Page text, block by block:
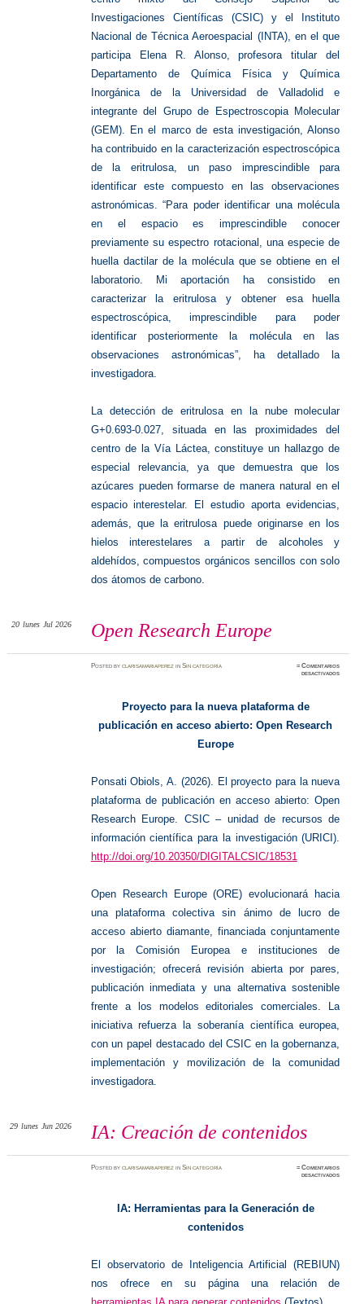
Investigaciones Científicas (CSIC) y el Instituto
Nacional de Técnica Aeroespacial (INTA), en el que
participa Elena R. Alonso, profesora titular del
Departamento de Química Física y Química
Inorgánica de la Universidad de Valladolid e
integrante del Grupo de Espectroscopia Molecular
(GEM). En el marco de esta investigación, Alonso
ha contribuido en la caracterización espectroscópica
de la eritrulosa, un paso imprescindible para
identificar este compuesto en las observaciones
astronómicas. “Para poder identificar una molécula
en el espacio es imprescindible conocer
previamente su espectro rotacional, una especie de
huella dactilar de la molécula que se obtiene en el
laboratorio. Mi aportación ha consistido en
caracterizar la eritrulosa y obtener esa huella
espectroscópica, imprescindible para poder
identificar posteriormente la molécula en las
observaciones astronómicas”, ha detallado la
investigadora.
La detección de eritrulosa en la nube molecular
G+0.693-0.027, situada en las proximidades del
centro de la Vía Láctea, constituye un hallazgo de
especial relevancia, ya que demuestra que los
azúcares pueden formarse de manera natural en el
espacio interestelar. El estudio aporta evidencias,
además, que la eritrulosa puede originarse en los
hielos interestelares a partir de alcoholes y
aldehídos, compuestos orgánicos sencillos con solo
dos átomos de carbono.
Open Research Europe
20 lunes Jul 2026
Postedbyclarisamariaperez inSin categoría ≈Comentarios
desactivadosen
Proyecto para la nueva plataforma de
publicación en acceso abierto: Open Research
Europe
Ponsati Obiols, A. (2026). El proyecto para la nueva
plataforma de publicación en acceso abierto: Open
Research Europe. CSIC – unidad de recursos de
información científica para la investigación (URICI).
http://doi.org/10.20350/DIGITALCSIC/18531
Open Research Europe (ORE) evolucionará hacia
una plataforma colectiva sin ánimo de lucro de
acceso abierto diamante, financiada conjuntamente
por la Comisión Europea e instituciones de
investigación; ofrecerá revisión abierta por pares,
publicación inmediata y una alternativa sostenible
frente a los modelos editoriales comerciales. La
iniciativa refuerza la soberanía científica europea,
con un papel destacado del CSIC en la gobernanza,
implementación y movilización de la comunidad
investigadora.
IA: Creación de contenidos
29 lunes Jun 2026
Postedbyclarisamariaperez inSin categoría ≈Comentarios
desactivadosen
IA: Herramientas para la Generación de
contenidos
El observatorio de Inteligencia Artificial (REBIUN)
nos ofrece en su página una relación de